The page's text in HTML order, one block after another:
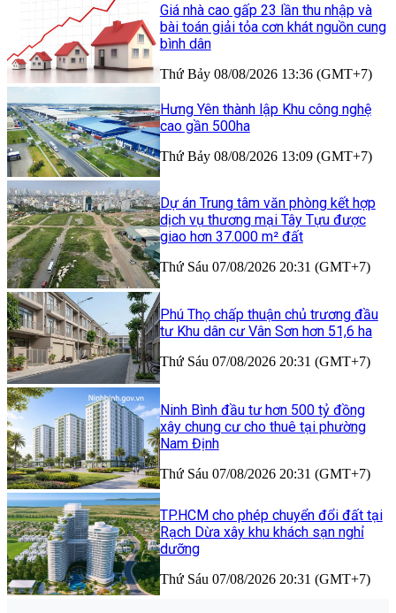
Giá nhà cao gấp 23 lần thu nhập và
bài toán giải tỏa cơn khát nguồn cung
bình dân
Thứ Bảy 08/08/2026 13:36 (GMT+7)
Hưng Yên thành lập Khu công nghệ
cao gần 500ha
Thứ Bảy 08/08/2026 13:09 (GMT+7)
Dự án Trung tâm văn phòng kết hợp
dịch vụ thương mại Tây Tựu được
giao hơn 37.000 m² đất
Thứ Sáu 07/08/2026 20:31 (GMT+7)
Phú Thọ chấp thuận chủ trương đầu
tư Khu dân cư Vân Sơn hơn 51,6 ha
Thứ Sáu 07/08/2026 20:31 (GMT+7)
Ninh Bình đầu tư hơn 500 tỷ đồng
xây chung cư cho thuê tại phường
Nam Định
Thứ Sáu 07/08/2026 20:31 (GMT+7)
TP.HCM cho phép chuyển đổi đất tại
Rạch Dừa xây khu khách sạn nghỉ
dưỡng
Thứ Sáu 07/08/2026 20:31 (GMT+7)